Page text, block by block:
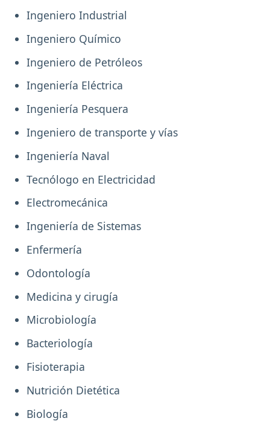
Ingeniero Industrial
Ingeniero Químico
Ingeniero de Petróleos
Ingeniería Eléctrica
Ingeniería Pesquera
Ingeniero de transporte y vías
Ingeniería Naval
Tecnólogo en Electricidad
Electromecánica
Ingeniería de Sistemas
Enfermería
Odontología
Medicina y cirugía
Microbiología
Bacteriología
Fisioterapia
Nutrición Dietética
Biología